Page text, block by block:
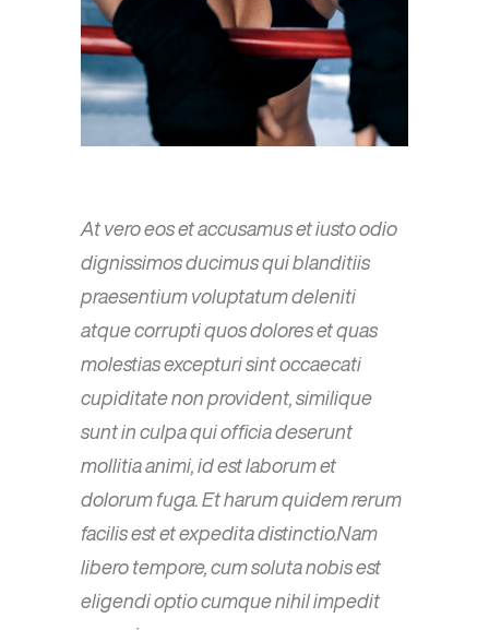
At vero eos et accusamus et iusto odio
dignissimos ducimus qui blanditiis
praesentium voluptatum deleniti
atque corrupti quos dolores et quas
molestias excepturi sint occaecati
cupiditate non provident, similique
sunt in culpa qui officia deserunt
mollitia animi, id est laborum et
dolorum fuga. Et harum quidem rerum
facilis est et expedita distinctio.Nam
libero tempore, cum soluta nobis est
eligendi optio cumque nihil impedit